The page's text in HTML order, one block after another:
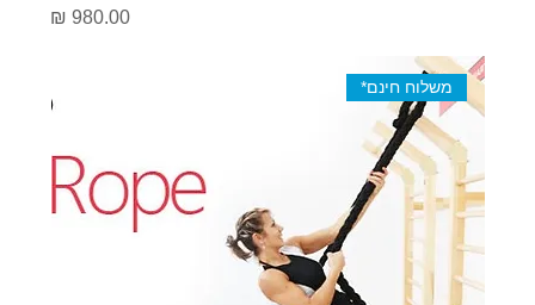
מחיר
משלוח חינם*